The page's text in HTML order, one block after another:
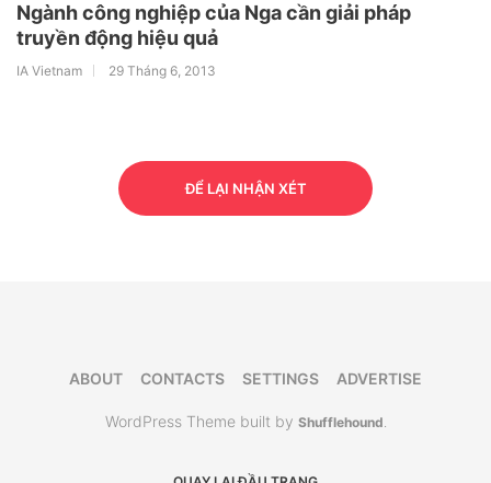
Ngành công nghiệp của Nga cần giải pháp
truyền động hiệu quả
IA Vietnam 29 Tháng 6, 2013
ĐỂ LẠI NHẬN XÉT
ABOUT CONTACTS SETTINGS ADVERTISE
WordPress Theme built by Shufflehound.